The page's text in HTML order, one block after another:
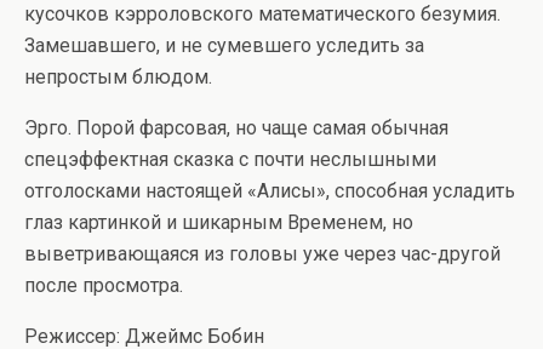
кусочков кэрроловского математического безумия.
Замешавшего, и не сумевшего уследить за
непростым блюдом.
Эрго. Порой фарсовая, но чаще самая обычная
спецэффектная сказка с почти неслышными
отголосками настоящей «Алисы», способная усладить
глаз картинкой и шикарным Временем, но
выветривающаяся из головы уже через час-другой
после просмотра.
Режиссер: Джеймс Бобин